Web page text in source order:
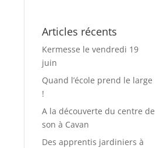
Articles récents
Kermesse le vendredi 19
juin
Quand l’école prend le large
!
A la découverte du centre de
son à Cavan
Des apprentis jardiniers à